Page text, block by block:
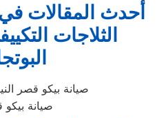
أحدث المقالات
الثلاجات
صيانة بيكو قصر النيل
صيانة بيكو